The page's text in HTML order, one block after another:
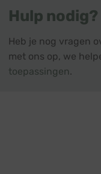
Hulp nodig?
Heb je nog vragen
met ons op, we
toepassingen.